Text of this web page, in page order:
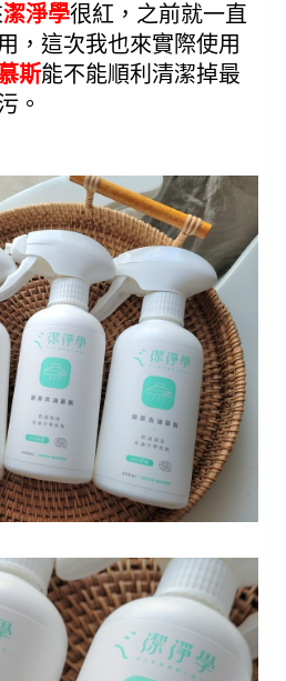
潔淨學很紅，之前就一直
，這次我也來實際使用
斯能不能順利清潔掉最
。